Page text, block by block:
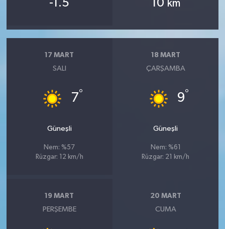
-1.5 10 km
17 MART
SALI
7°
Güneşli
Nem: %57
Rüzgar: 12 km/h
18 MART
ÇARŞAMBA
9°
Güneşli
Nem: %61
Rüzgar: 21 km/h
19 MART
PERŞEMBE
20 MART
CUMA